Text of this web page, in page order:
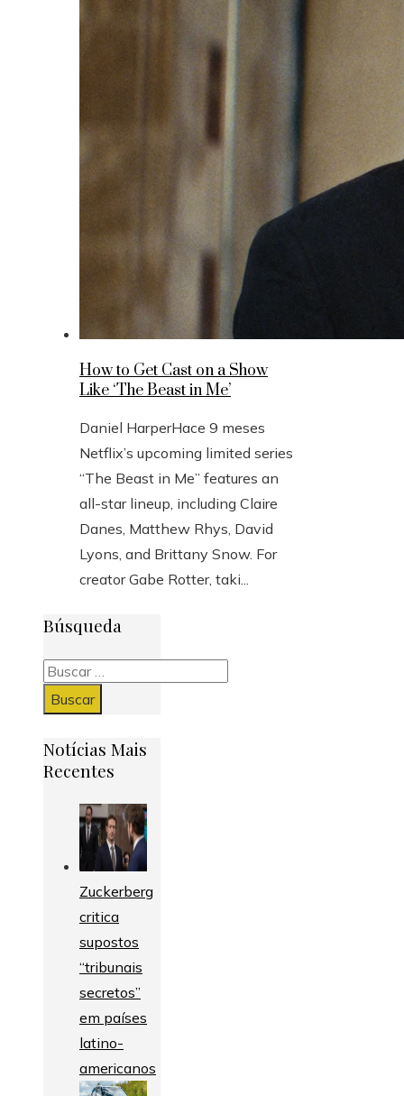
How to Get Cast on a Show
Like ‘The Beast in Me’
Daniel HarperHace 9 meses
Netflix’s upcoming limited series
“The Beast in Me” features an
all-star lineup, including Claire
Danes, Matthew Rhys, David
Lyons, and Brittany Snow. For
creator Gabe Rotter, taki...
Búsqueda
Buscar:
Notícias Mais
Recentes
Zuckerberg
critica
supostos
“tribunais
secretos”
em países
latino-
americanos